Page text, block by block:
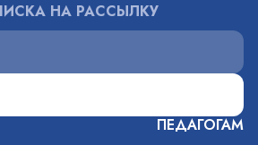
ПЕДАГОГАМ
НА РАССЫЛКУ